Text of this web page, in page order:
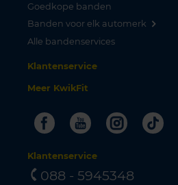
Goedkope banden
Banden voor elk automerk
Alle bandenservices
Klantenservice
Meer KwikFit
FacebookYoutube
Klantenservice
088 - 5945348